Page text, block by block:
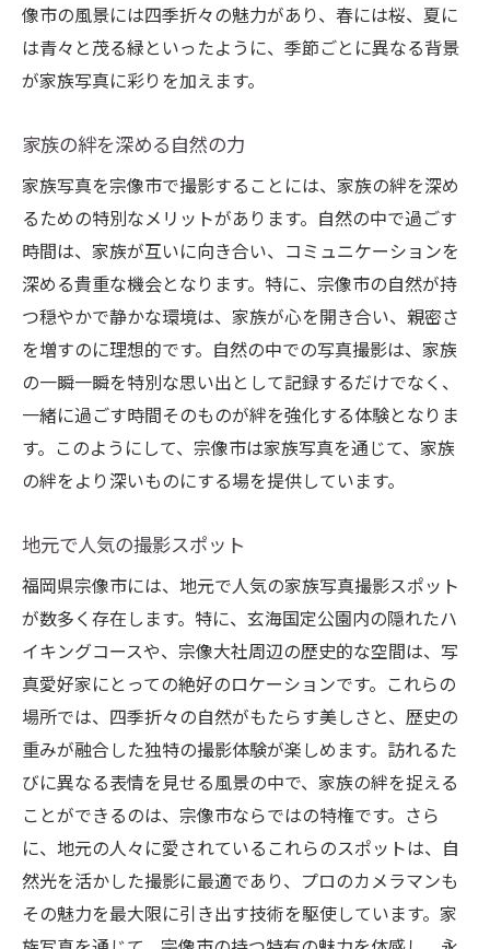
神聖な雰囲気を写真に取り込む
宗像大社での撮影の魅力
家族写真に感じる伝統と格式
神社の持つ意味と家族の絆
場
宗像市の自然を活かした家族写真の撮り方
自然の中でのポージングの工夫
季節を活かしたカラーの選び方
写真撮影のための事前準備
天候を味方につける撮影テクニック
自然を最大限に活用するアイデア
宗像市ならではの撮影の魅力
心に残る家族写真宗像市フォトスタジオ イッセ
イでの思い出作り
家族写真の保存と活用法
記憶に残る写真を撮る秘訣
家族の歴史を写真で綴る
印象に残るフォトアルバムの作り方
宗像市フォトスタジオ イッセイで撮る特別
な家族の物語
像市の風景には四季折々の魅力があり、春には桜、夏に
は青々と茂る緑といったように、季節ごとに異なる背景
が家族写真に彩りを加えます。
家族の絆を深める自然の力
家族写真を宗像市で撮影することには、家族の絆を深め
るための特別なメリットがあります。自然の中で過ごす
時間は、家族が互いに向き合い、コミュニケーションを
深める貴重な機会となります。特に、宗像市の自然が持
つ穏やかで静かな環境は、家族が心を開き合い、親密さ
を増すのに理想的です。自然の中での写真撮影は、家族
の一瞬一瞬を特別な思い出として記録するだけでなく、
一緒に過ごす時間そのものが絆を強化する体験となりま
す。このようにして、宗像市は家族写真を通じて、家族
の絆をより深いものにする場を提供しています。
地元で人気の撮影スポット
福岡県宗像市には、地元で人気の家族写真撮影スポット
が数多く存在します。特に、玄海国定公園内の隠れたハ
イキングコースや、宗像大社周辺の歴史的な空間は、写
真愛好家にとっての絶好のロケーションです。これらの
場所では、四季折々の自然がもたらす美しさと、歴史の
重みが融合した独特の撮影体験が楽しめます。訪れるた
びに異なる表情を見せる風景の中で、家族の絆を捉える
ことができるのは、宗像市ならではの特権です。さら
に、地元の人々に愛されているこれらのスポットは、自
然光を活かした撮影に最適であり、プロのカメラマンも
その魅力を最大限に引き出す技術を駆使しています。家